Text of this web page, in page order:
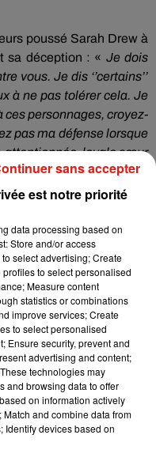
poussé Sarah Drew à
sa déception : « Je dois
vous. Je dis ‘’certains’’
à ne pas tolérer cela. Je
ces personnages, croyez-
pas ma défense lorsque
attentionnée, loyale sœur
et tellement brillante qui
à fond dans les
vouslablessez, vous me
gentils avec elle, vous
! »
2018
est notre priorité
data processing based on
Store and/or access
select advertising; Create
to select personalised
Measure content
statistics or combinations
improve services; Create
to select personalised
Ensure security, prevent and
advertising and content;
technologies may
and browsing data to offer
on information actively
and combine data from
Identify devices based on
sans accepter